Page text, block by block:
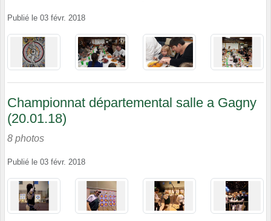
Publié le 03 févr. 2018
Championnat départemental salle a Gagny
(20.01.18)
8 photos
Publié le 03 févr. 2018